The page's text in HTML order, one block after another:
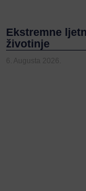
Ekstremne
životinje
6. Augusta 2026.